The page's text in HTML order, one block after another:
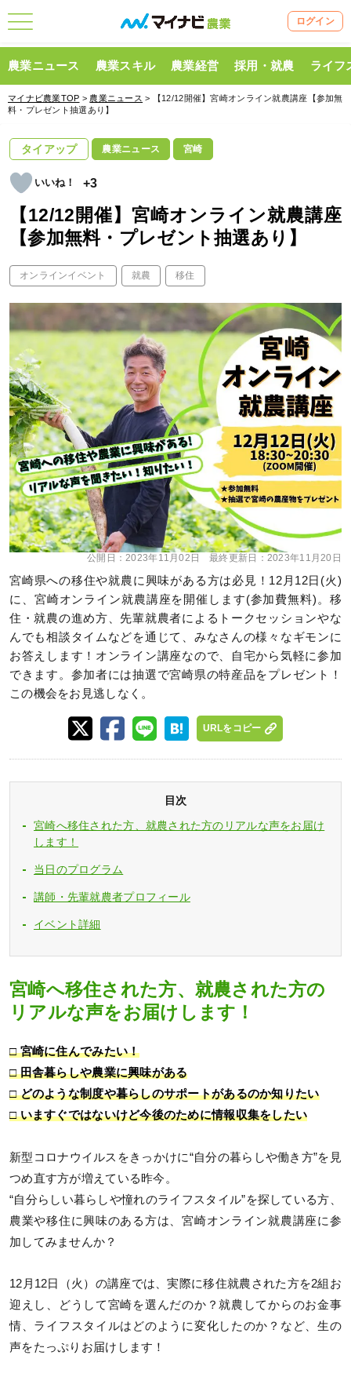
ログイン
農業ニュース 農業スキル 農業経営 採用・就農 ライフ
マイナビ農業TOP > 農業ニュース > 【12/12開催】宮崎オンライン就農講座【参加無
料・プレゼント抽選あり】
タイアップ 農業ニュース 宮崎
+3
【12/12開催】宮崎オンライン就農講座
【参加無料・プレゼント抽選あり】
オンラインイベント 就農 移住
公開日：2023年11月02日 最終更新日： 2023年11月20日
宮崎県への移住や就農に興味がある方は必見！12月12日(火)
に、宮崎オンライン就農講座を開催します(参加費無料)。移
住・就農の進め方、先輩就農者によるトークセッションやな
んでも相談タイムなどを通じて、みなさんの様々なギモンに
お答えします！オンライン講座なので、自宅から気軽に参加
できます。参加者には抽選で宮崎県の特産品をプレゼント！
この機会をお見逃しなく。
URLをコピー
目次
宮崎へ移住された方、就農された方のリアルな声をお届け
します！
当日のプログラム
講師・先輩就農者プロフィール
イベント詳細
宮崎へ移住された方、就農された方の
リアルな声をお届けします！
□ 宮崎に住んでみたい！
□ 田舎暮らしや農業に興味がある
□ どのような制度や暮らしのサポートがあるのか知りたい
□ いますぐではないけど今後のために情報収集をしたい
新型コロナウイルスをきっかけに“自分の暮らしや働き方”を見
つめ直す方が増えている昨今。
“自分らしい暮らしや憧れのライフスタイル”を探している方、
農業や移住に興味のある方は、宮崎オンライン就農講座に参
加してみませんか？
12月12日（火）の講座では、実際に移住就農された方を2組お
迎えし、どうして宮崎を選んだのか？就農してからのお金事
情、ライフスタイルはどのように変化したのか？など、生の
声をたっぷりお届けします！